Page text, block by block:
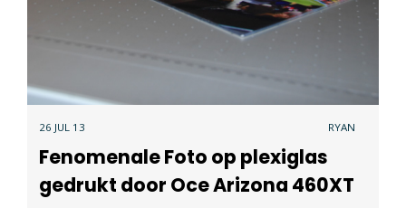
26 JUL 13 RYAN
Fenomenale Foto op plexiglas
gedrukt door Oce Arizona 460XT